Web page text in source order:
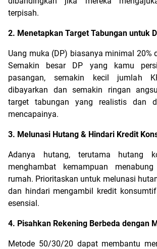
terpisah.
2. Menetapkan Target Tabungan untuk
Uang muka (DP) biasanya minimal 20%
Semakin besar DP yang kamu
pasangan, semakin kecil jumlah
dibayarkan dan semakin ringan
target tabungan yang realistis dan
mencapainya.
3. Melunasi Hutang & Hindari Kredit
Adanya hutang, terutama hutang
menghambat kemampuan
rumah. Prioritaskan untuk melunasi
dan hindari mengambil kredit
esensial.
4. Pisahkan Rekening Berbeda dengan
Metode 50/30/20 dapat membantu